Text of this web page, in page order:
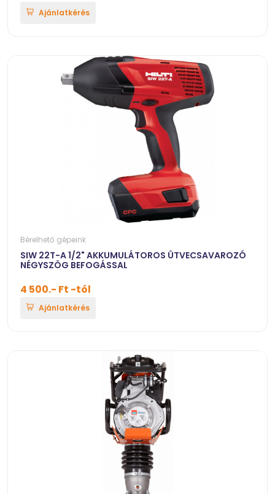
Ajánlatkérés
Bérelhető gépeink
SIW 22T-A 1/2" AKKUMULÁTOROS ÜTVECSAVAROZÓ
NÉGYSZÖG BEFOGÁSSAL
4 500.- Ft -tól
Ajánlatkérés